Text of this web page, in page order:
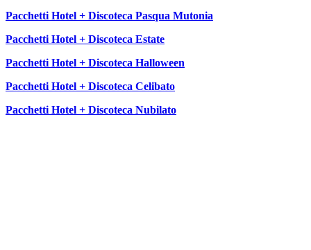
Pacchetti Hotel + Discoteca Pasqua Mutonia
Pacchetti Hotel + Discoteca Estate
Pacchetti Hotel + Discoteca Halloween
Pacchetti Hotel + Discoteca Celibato
Pacchetti Hotel + Discoteca Nubilato